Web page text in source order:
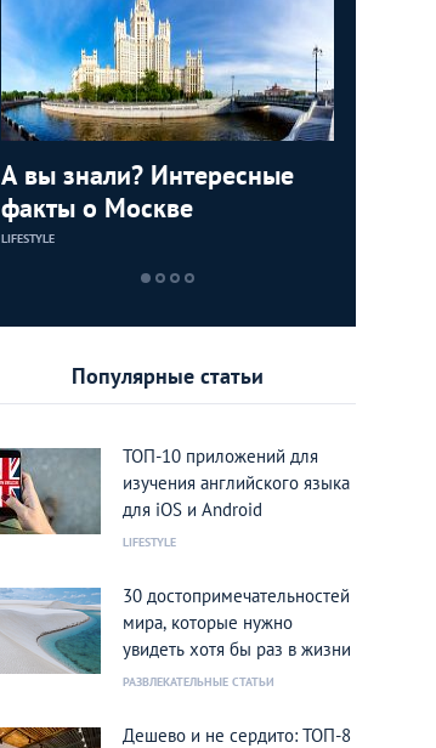
А вы знали? Интересные
факты о Москве
LIFESTYLE
Популярные статьи
ТОП-10 приложений для
изучения английского языка
для iOS и Android
LIFESTYLE
30 достопримечательностей
мира, которые нужно
увидеть хотя бы раз в жизни
РАЗВЛЕКАТЕЛЬНЫЕ СТАТЬИ
Дешево и не сердито: ТОП-8